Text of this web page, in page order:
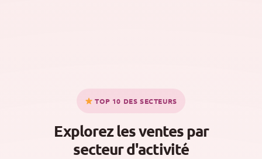
TOP 10 DES SECTEURS
Explorez les ventes par
secteur d'activité